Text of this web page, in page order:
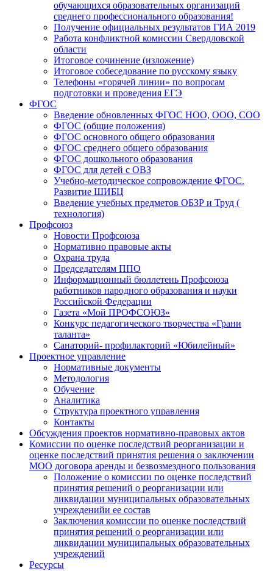
обучающихся образовательных организаций
среднего профессионального образования!
Получение официальных результатов ГИА 2019
Работа конфликтной комиссии Свердловской
области
Итоговое сочинение (изложение)
Итоговое собеседование по русскому языку
Телефоны «горячей линии» по вопросам
подготовки и проведения ЕГЭ
ФГОС
Введение обновленных ФГОС НОО, ООО, СОО
ФГОС (общие положения)
ФГОС основного общего образования
ФГОС среднего общего образования
ФГОС дошкольного образования
ФГОС для детей с ОВЗ
Учебно-методическое сопровождение ФГОС.
Развитие ШИБЦ
Введение учебных предметов ОБЗР и Труд (
технология)
Профсоюз
Новости Профсоюза
Нормативно правовые акты
Охрана труда
Председателям ППО
Информационный бюллетень Профсоюза
работников народного образования и науки
Российской Федерации
Газета «Мой ПРОФСОЮЗ»
Конкурс педагогического творчества «Грани
таланта»
Санаторий- профилакторий «Юбилейный»
Проектное управление
Нормативные документы
Методология
Обучение
Аналитика
Структура проектного управления
Контакты
Обсуждения проектов нормативно-правовых актов
Комиссии по оценке последствий реорганизации и
оценке последствий принятия решения о заключении
МОО договора аренды и безвозмездного пользования
Положение о комиссии по оценке последствий
принятия решений о реорганизации или
ликвидации муниципальных образовательных
учрежденийи ее состав
Заключения комиссии по оценке последствий
принятия решений о реорганизации или
ликвидации муниципальных образовательных
учреждений
Ресурсы